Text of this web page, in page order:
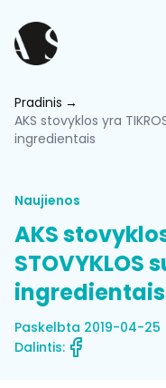
Pradinis
AKS stovyklos yra
ingredientais
Naujienos
AKS
STOVYKLOS
ingredientais
Paskelbta 2019-04-25
Dalintis: